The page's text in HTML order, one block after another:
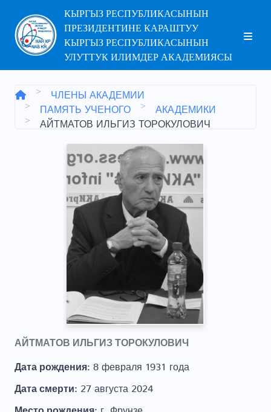
КЫРГЫЗ РЕСПУБЛИКАСЫНЫН
ПРЕЗИДЕНТИНЕ КАРАШТУУ
КЫРГЫЗ РЕСПУБЛИКАСЫНЫН
УЛУТТУК ИЛИМДЕР АКАДЕМИЯСЫ
ЧЛЕНЫ АКАДЕМИИ
ПАМЯТЬ УЧЕНОГО
АКАДЕМИКИ
АЙТМАТОВ ИЛЬГИЗ ТОРОКУЛОВИЧ
АЙТМАТОВ ИЛЬГИЗ ТОРОКУЛОВИЧ
Дата рождения: 8 февраля 1931 года
Дата смерти: 27 августа 2024
Место рождения: г. Фрунзе